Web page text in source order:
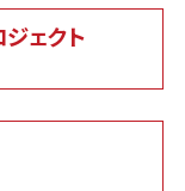
ェクト